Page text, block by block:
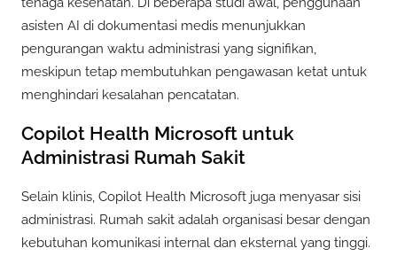
asisten AI di dokumentasi medis menunjukkan
pengurangan waktu administrasi yang signifikan,
meskipun tetap membutuhkan pengawasan ketat untuk
menghindari kesalahan pencatatan.
Copilot Health Microsoft untuk
Administrasi Rumah Sakit
Selain klinis, Copilot Health Microsoft juga menyasar sisi
administrasi. Rumah sakit adalah organisasi besar dengan
kebutuhan komunikasi internal dan eksternal yang tinggi.